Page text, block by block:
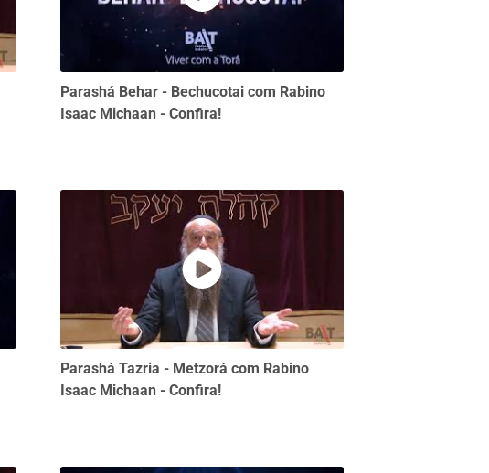
Parashá Behar - Bechucotai com Rabino
Isaac Michaan - Confira!
Parashá Tazria - Metzorá com Rabino
Isaac Michaan - Confira!